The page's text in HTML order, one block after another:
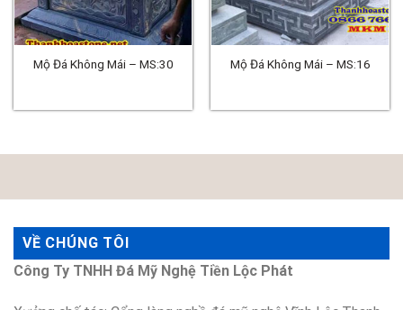
Mộ Đá Không Mái – MS:30 Mộ Đá Không Mái – MS:16
VỀ CHÚNG TÔI
Công Ty TNHH Đá Mỹ Nghệ Tiền Lộc Phát